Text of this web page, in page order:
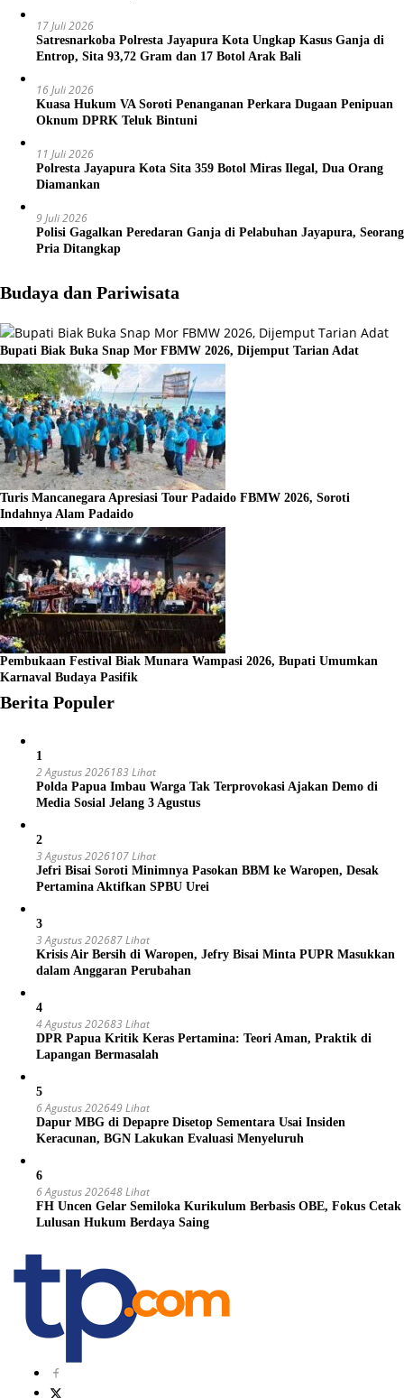
17 Juli 2026
Satresnarkoba Polresta Jayapura Kota Ungkap Kasus Ganja di
Entrop, Sita 93,72 Gram dan 17 Botol Arak Bali
16 Juli 2026
Kuasa Hukum VA Soroti Penanganan Perkara Dugaan Penipuan
Oknum DPRK Teluk Bintuni
11 Juli 2026
Polresta Jayapura Kota Sita 359 Botol Miras Ilegal, Dua Orang
Diamankan
9 Juli 2026
Polisi Gagalkan Peredaran Ganja di Pelabuhan Jayapura, Seorang
Pria Ditangkap
Budaya dan Pariwisata
Bupati Biak Buka Snap Mor FBMW 2026, Dijemput Tarian Adat
Turis Mancanegara Apresiasi Tour Padaido FBMW 2026, Soroti
Indahnya Alam Padaido
Pembukaan Festival Biak Munara Wampasi 2026, Bupati Umumkan
Karnaval Budaya Pasifik
Berita Populer
1
2 Agustus 2026183 Lihat
Polda Papua Imbau Warga Tak Terprovokasi Ajakan Demo di
Media Sosial Jelang 3 Agustus
2
3 Agustus 2026107 Lihat
Jefri Bisai Soroti Minimnya Pasokan BBM ke Waropen, Desak
Pertamina Aktifkan SPBU Urei
3
3 Agustus 202687 Lihat
Krisis Air Bersih di Waropen, Jefry Bisai Minta PUPR Masukkan
dalam Anggaran Perubahan
4
4 Agustus 202683 Lihat
DPR Papua Kritik Keras Pertamina: Teori Aman, Praktik di
Lapangan Bermasalah
5
6 Agustus 202649 Lihat
Dapur MBG di Depapre Disetop Sementara Usai Insiden
Keracunan, BGN Lakukan Evaluasi Menyeluruh
6
6 Agustus 202648 Lihat
FH Uncen Gelar Semiloka Kurikulum Berbasis OBE, Fokus Cetak
Lulusan Hukum Berdaya Saing